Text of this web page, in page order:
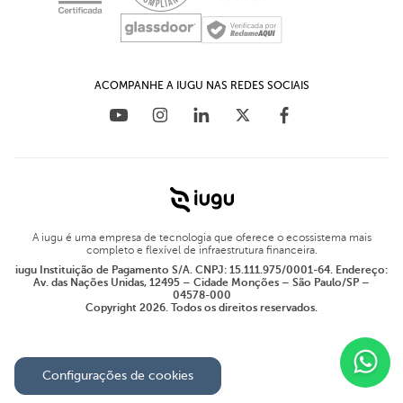
ACOMPANHE A IUGU NAS REDES SOCIAIS
A iugu é uma empresa de tecnologia que oferece o ecossistema mais
completo e flexível de infraestrutura financeira.
iugu Instituição de Pagamento S/A. CNPJ: 15.111.975/0001-64. Endereço:
Av. das Nações Unidas, 12495 – Cidade Monções – São Paulo/SP –
04578-000
Copyright 2026. Todos os direitos reservados.
Configurações de cookies